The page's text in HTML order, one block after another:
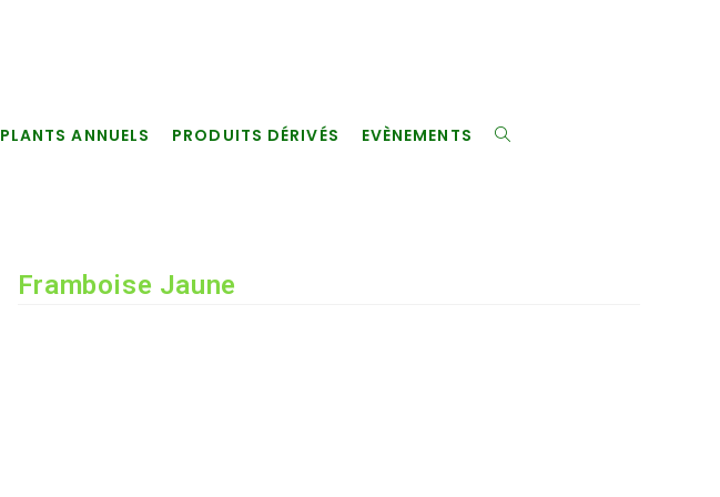
PLANTS ANNUELS PRODUITS DÉRIVÉS EVÈNEMENTS TOGGLE
Framboise Jaune